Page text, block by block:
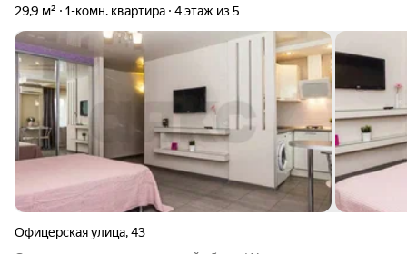
29,9 м² 1-комн. квартира 4 этаж из 5
Офицерская улица,43